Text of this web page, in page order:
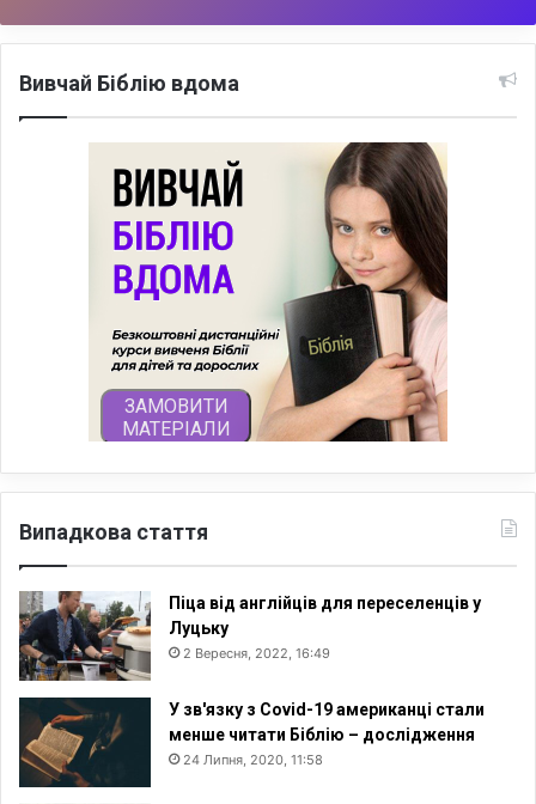
Вивчай Біблію вдома
Випадкова стаття
Піца від англійців для переселенців у
Луцьку
2 Вересня, 2022, 16:49
У зв'язку з Covid-19 американці стали
менше читати Біблію – дослідження
24 Липня, 2020, 11:58